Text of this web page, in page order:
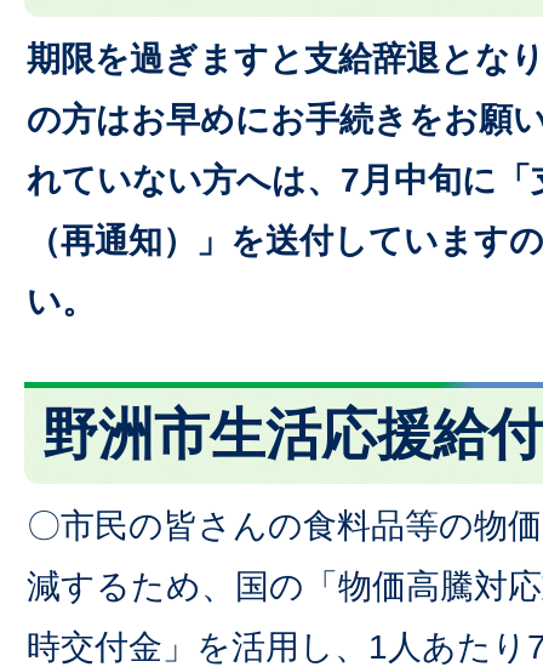
期限を過ぎますと支給辞退とな
の方はお早めにお手続きをお願
れていない方へは、7月中旬に
（再通知）」を送付しています
い。
野洲市生活応援給
〇市民の皆さんの食料品等の物
減するため、国の「物価高騰対
時交付金」を活用し、1人あたり